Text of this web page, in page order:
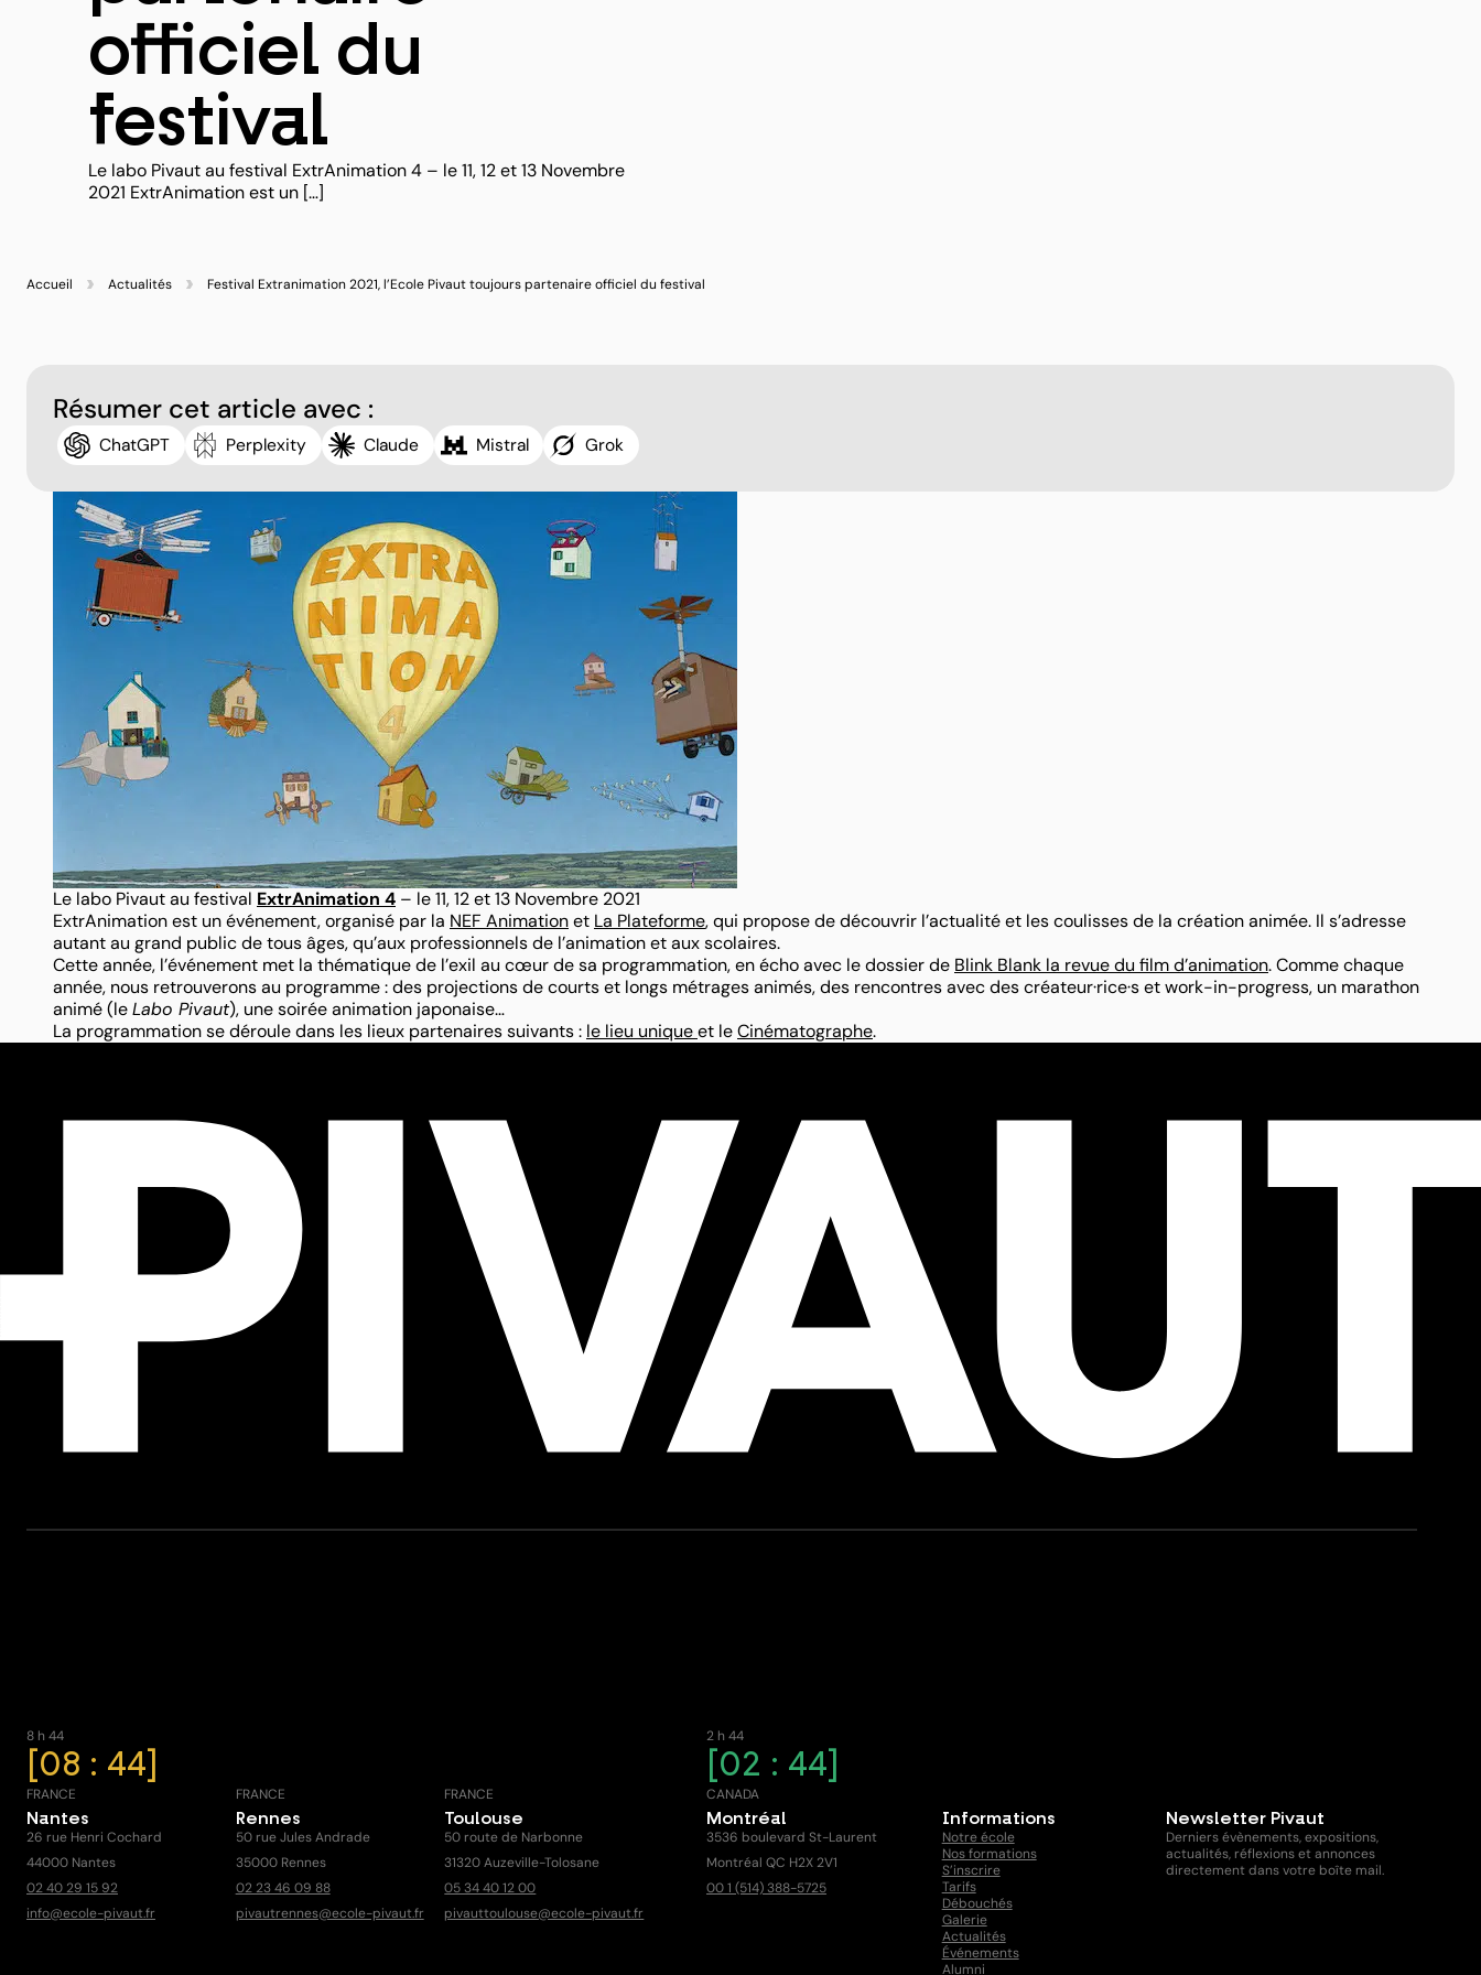
officiel du
festival
Le labo Pivaut au festival ExtrAnimation 4 – le 11, 12 et 13 Novembre
2021 ExtrAnimation est un […]
Accueil Actualités Festival Extranimation 2021, l’Ecole Pivaut toujours partenaire officiel du festival
Résumer cet article avec :
ChatGPT Perplexity Claude Mistral Grok
Le labo Pivaut au festival ExtrAnimation 4 – le 11, 12 et 13 Novembre 2021
ExtrAnimation est un événement, organisé par la NEF Animationet La Plateforme, qui propose de découvrir l’actualité et les coulisses de la création animée. Il s’adresse
autant au grand public de tous âges, qu’aux professionnels de l’animation et aux scolaires.
Cette année, l’événement met la thématique de l’exil au cœur de sa programmation, en écho avec le dossier de Blink Blank la revue du film d’animation. Comme chaque
année, nous retrouverons au programme : des projections de courts et longs métrages animés, des rencontres avec des créateur·rice·s et work-in-progress, un marathon
animé (leLabo Pivaut), une soirée animation japonaise…
La programmation se déroule dans les lieux partenaires suivants : le lieu uniqueet leCinématographe.
8 h 44
08 : 44
2 h 44
02 : 44
FRANCE
Nantes
26 rue Henri Cochard
44000 Nantes
02 40 29 15 92
info@ecole-pivaut.fr
FRANCE
Rennes
50 rue Jules Andrade
35000 Rennes
02 23 46 09 88
pivautrennes@ecole-pivaut.fr
FRANCE
Toulouse
50 route de Narbonne
31320 Auzeville-Tolosane
05 34 40 12 00
pivauttoulouse@ecole-pivaut.fr
CANADA
Montréal
3536 boulevard St-Laurent
Montréal QC H2X 2V1
00 1 (514) 388-5725
Informations
Notre école
Nos formations
S’inscrire
Tarifs
Débouchés
Galerie
Actualités
Événements
Alumni
Newsletter Pivaut
Derniers évènements, expositions,
actualités, réflexions et annonces
directement dans votre boîte mail.